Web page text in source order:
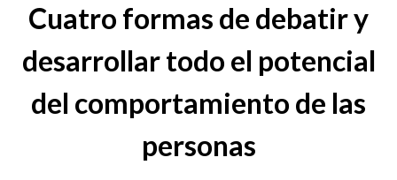
Cuatro formas de debatir y
desarrollar todo el potencial
del comportamiento de las
personas